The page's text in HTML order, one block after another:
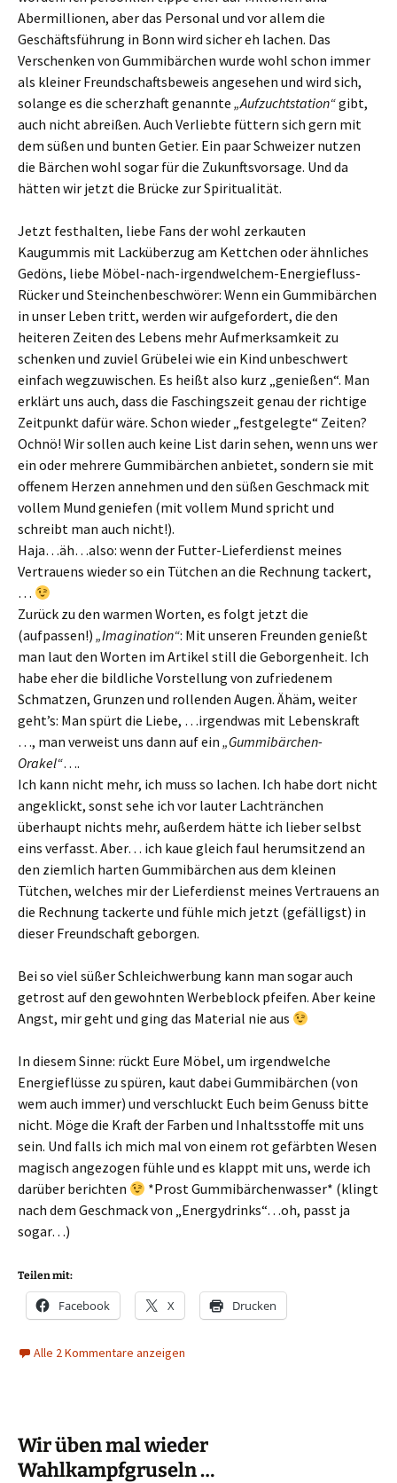
Abermillionen, aber das Personal und vor allem die
Geschäftsführung in Bonn wird sicher eh lachen. Das
Verschenken von Gummibärchen wurde wohl schon immer
als kleiner Freundschaftsbeweis angesehen und wird sich,
solange es die scherzhaft genannte „Aufzuchtstation“gibt,
auch nicht abreißen. Auch Verliebte füttern sich gern mit
dem süßen und bunten Getier. Ein paar Schweizer nutzen
die Bärchen wohl sogar für die Zukunftsvorsage. Und da
hätten wir jetzt die Brücke zur Spiritualität.
Jetzt festhalten, liebe Fans der wohl zerkauten
Kaugummis mit Lacküberzug am Kettchen oder ähnliches
Gedöns, liebe Möbel-nach-irgendwelchem-Energiefluss-
Rücker und Steinchenbeschwörer: Wenn ein Gummibärchen
in unser Leben tritt, werden wir aufgefordert, die den
heiteren Zeiten des Lebens mehr Aufmerksamkeit zu
schenken und zuviel Grübelei wie ein Kind unbeschwert
einfach wegzuwischen. Es heißt also kurz „genießen“. Man
erklärt uns auch, dass die Faschingszeit genau der richtige
Zeitpunkt dafür wäre. Schon wieder „festgelegte“ Zeiten?
Ochnö! Wir sollen auch keine List darin sehen, wenn uns wer
ein oder mehrere Gummibärchen anbietet, sondern sie mit
offenem Herzen annehmen und den süßen Geschmack mit
vollem Mund geniefen (mit vollem Mund spricht und
schreibt man auch nicht!).
Haja…äh…also: wenn der Futter-Lieferdienst meines
Vertrauens wieder so ein Tütchen an die Rechnung tackert,
…
Zurück zu den warmen Worten, es folgt jetzt die
(aufpassen!) „Imagination“: Mit unseren Freunden genießt
man laut den Worten im Artikel still die Geborgenheit. Ich
habe eher die bildliche Vorstellung von zufriedenem
Schmatzen, Grunzen und rollenden Augen. Ähäm, weiter
geht’s: Man spürt die Liebe, …irgendwas mit Lebenskraft
…, man verweist uns dann auf ein „Gummibärchen-
Orakel“….
Ich kann nicht mehr, ich muss so lachen. Ich habe dort nicht
angeklickt, sonst sehe ich vor lauter Lachtränchen
überhaupt nichts mehr, außerdem hätte ich lieber selbst
eins verfasst. Aber… ich kaue gleich faul herumsitzend an
den ziemlich harten Gummibärchen aus dem kleinen
Tütchen, welches mir der Lieferdienst meines Vertrauens an
die Rechnung tackerte und fühle mich jetzt (gefälligst) in
dieser Freundschaft geborgen.
Bei so viel süßer Schleichwerbung kann man sogar auch
getrost auf den gewohnten Werbeblock pfeifen. Aber keine
Angst, mir geht und ging das Material nie aus
In diesem Sinne: rückt Eure Möbel, um irgendwelche
Energieflüsse zu spüren, kaut dabei Gummibärchen (von
wem auch immer) und verschluckt Euch beim Genuss bitte
nicht. Möge die Kraft der Farben und Inhaltsstoffe mit uns
sein. Und falls ich mich mal von einem rot gefärbten Wesen
magisch angezogen fühle und es klappt mit uns, werde ich
darüber berichten
*Prost Gummibärchenwasser* (klingt
nach dem Geschmack von „Energydrinks“…oh, passt ja
sogar…)
Teilen mit:
Facebook X Drucken
Alle 2 Kommentare anzeigen
Wir üben mal wieder
Wahlkampfgruseln …